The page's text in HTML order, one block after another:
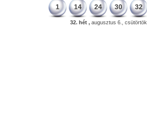
1 14 24 30 32
32. hét ,augusztus 6., csütörtök